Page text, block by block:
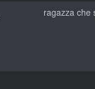
ragazza che